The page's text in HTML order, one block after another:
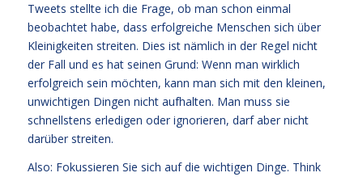
Tweets stellte ich die Frage, ob man schon einmal
beobachtet habe, dass erfolgreiche Menschen sich über
Kleinigkeiten streiten. Dies ist nämlich in der Regel nicht
der Fall und es hat seinen Grund: Wenn man wirklich
erfolgreich sein möchten, kann man sich mit den kleinen,
unwichtigen Dingen nicht aufhalten. Man muss sie
schnellstens erledigen oder ignorieren, darf aber nicht
darüber streiten.
Also: Fokussieren Sie sich auf die wichtigen Dinge. Think